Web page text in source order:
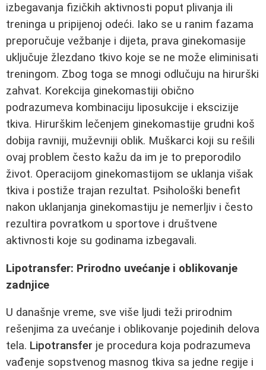
izbegavanja fizičkih aktivnosti poput plivanja ili
treninga u pripijenoj odeći. Iako se u ranim fazama
preporučuje vežbanje i dijeta, prava ginekomasije
uključuje žlezdano tkivo koje se ne može eliminisati
treningom. Zbog toga se mnogi odlučuju na hirurški
zahvat. Korekcija ginekomastiji obično
podrazumeva kombinaciju liposukcije i ekscizije
tkiva. Hirurškim lečenjem ginekomastije grudni koš
dobija ravniji, muževniji oblik. Muškarci koji su rešili
ovaj problem često kažu da im je to preporodilo
život. Operacijom ginekomastijom se uklanja višak
tkiva i postiže trajan rezultat. Psihološki benefit
nakon uklanjanja ginekomastiju je nemerljiv i često
rezultira povratkom u sportove i društvene
aktivnosti koje su godinama izbegavali.
Lipotransfer: Prirodno uvećanje i oblikovanje
zadnjice
U današnje vreme, sve više ljudi teži prirodnim
rešenjima za uvećanje i oblikovanje pojedinih delova
tela. Lipotransfer je procedura koja podrazumeva
vađenje sopstvenog masnog tkiva sa jedne regije i